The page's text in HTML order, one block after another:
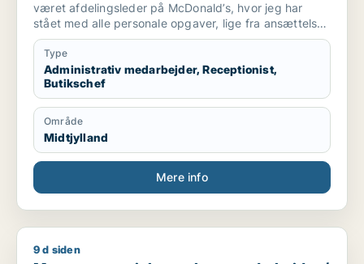
været afdelingsleder på McDonald’s, hvor jeg har
stået med alle personale opgaver, lige fra ansættelse
til vagtplanlægning. Jeg kunne godt tænke mig via
erfaring at fortsætte med at arbejde på kontor,
planlægge og have med mennesker at gøre
Type
Administrativ medarbejder, Receptionist,
Butikschef
Område
Midtjylland
Mere info
Maryna søger job som lagermedarbejder /
9 d siden